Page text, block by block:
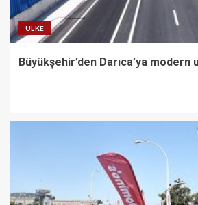
ÜLKE
Büyükşehir’den Darıca’ya modern